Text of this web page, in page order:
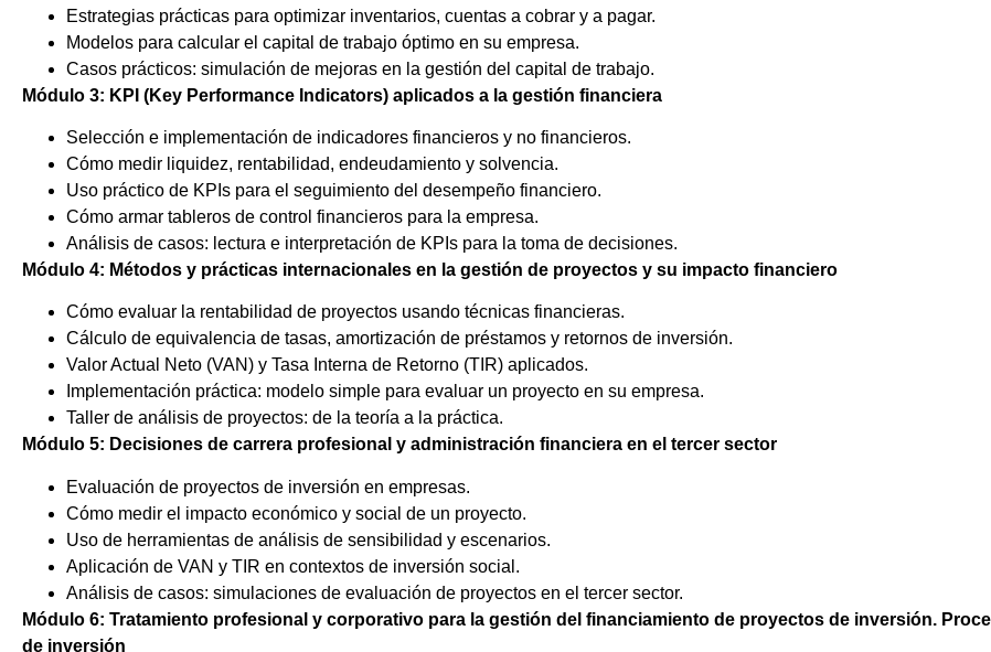
Estrategias prácticas para optimizar inventarios, cuentas a cobrar y a pagar.
Modelos para calcular el capital de trabajo óptimo en su empresa.
Casos prácticos: simulación de mejoras en la gestión del capital de trabajo.
Módulo 3: KPI (Key Performance Indicators) aplicados a la gestión financiera
Selección e implementación de indicadores financieros y no financieros.
Cómo medir liquidez, rentabilidad, endeudamiento y solvencia.
Uso práctico de KPIs para el seguimiento del desempeño financiero.
Cómo armar tableros de control financieros para la empresa.
Análisis de casos: lectura e interpretación de KPIs para la toma de decisiones.
Módulo 4: Métodos y prácticas internacionales en la gestión de proyectos y su impacto financiero
Cómo evaluar la rentabilidad de proyectos usando técnicas financieras.
Cálculo de equivalencia de tasas, amortización de préstamos y retornos de inversión.
Valor Actual Neto (VAN) y Tasa Interna de Retorno (TIR) aplicados.
Implementación práctica: modelo simple para evaluar un proyecto en su empresa.
Taller de análisis de proyectos: de la teoría a la práctica.
Módulo 5: Decisiones de carrera profesional y administración financiera en el tercer sector
Evaluación de proyectos de inversión en empresas.
Cómo medir el impacto económico y social de un proyecto.
Uso de herramientas de análisis de sensibilidad y escenarios.
Aplicación de VAN y TIR en contextos de inversión social.
Análisis de casos: simulaciones de evaluación de proyectos en el tercer sector.
Módulo 6: Tratamiento profesional y corporativo para la gestión del financiamiento de proyectos de inversión.
de inversión